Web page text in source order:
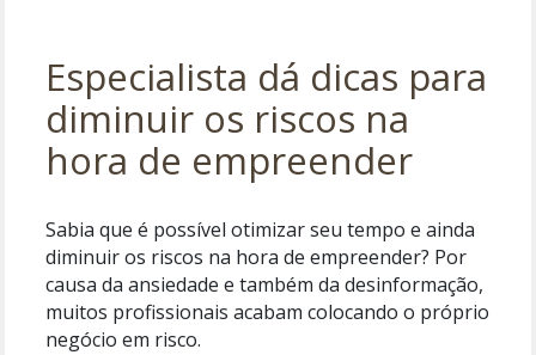
Especialista dá dicas para
diminuir os riscos na
hora de empreender
Sabia que é possível otimizar seu tempo e ainda
diminuir os riscos na hora de empreender? Por
causa da ansiedade e também da desinformação,
muitos profissionais acabam colocando o próprio
negócio em risco.